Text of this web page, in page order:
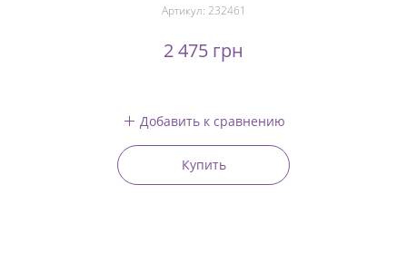
Артикул: 232461
2 475 грн
Добавить к сравнению
Купить